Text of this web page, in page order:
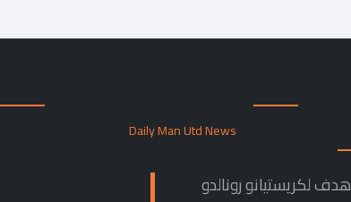
Daily Man Utd News
هدف لكريستيانو رونالدو